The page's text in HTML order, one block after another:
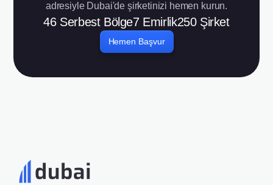
adresiyle Dubai'de şirketinizi hemen kurun.
46Serbest Bölge7Emirlik250Şirket
Hemen Başvur